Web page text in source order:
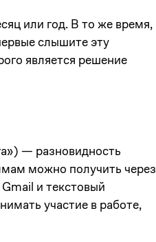
или год. В то же время,
слышите эту
является решение
— разновидность
можно получить через
и текстовый
участие в работе,